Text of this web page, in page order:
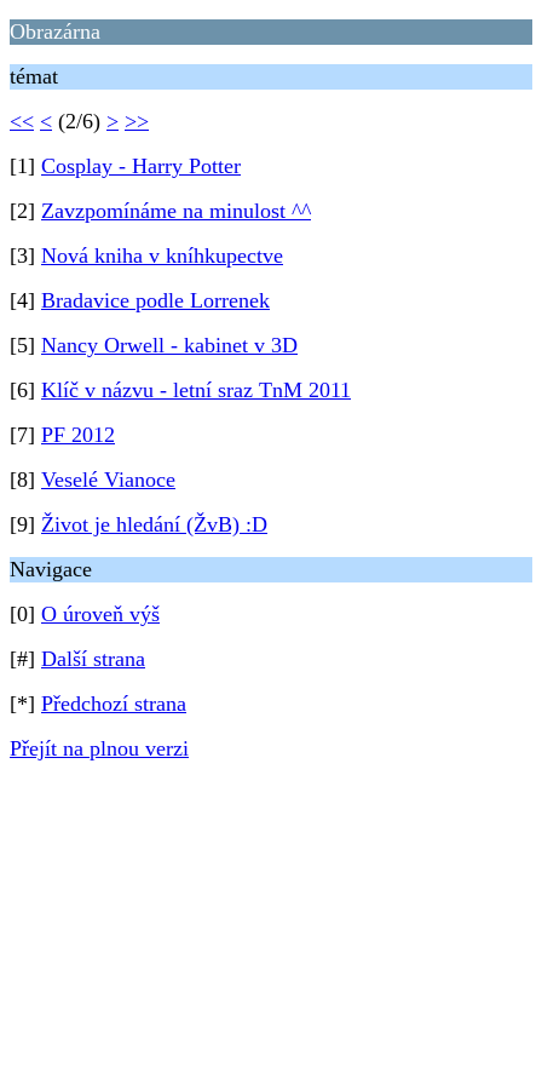
Obrazárna
témat
<< < (2/6) > >>
[1] Cosplay - Harry Potter
[2] Zavzpomínáme na minulost ^^
[3] Nová kniha v kníhkupectve
[4] Bradavice podle Lorrenek
[5] Nancy Orwell - kabinet v 3D
[6] Klíč v názvu - letní sraz TnM 2011
[7] PF 2012
[8] Veselé Vianoce
[9] Život je hledání (ŽvB) :D
Navigace
[0] O úroveň výš
[#] Další strana
[*] Předchozí strana
Přejít na plnou verzi